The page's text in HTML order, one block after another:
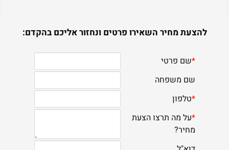
להצעת מחיר השאירו פרטים ונחזור אליכם בהקדם: